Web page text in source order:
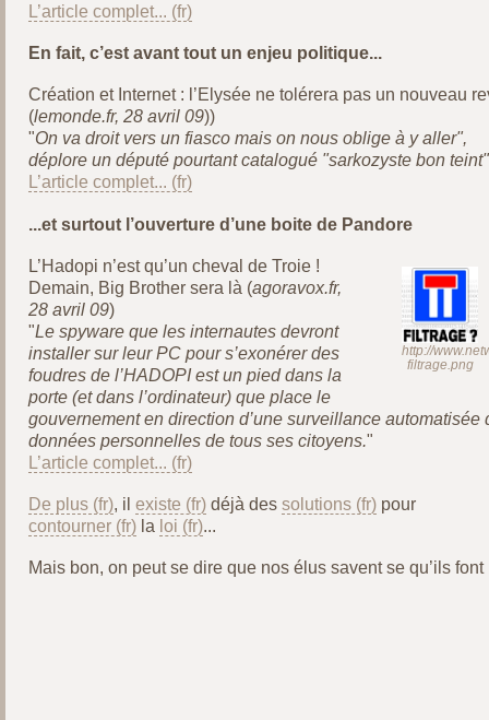
L’article complet...
En fait, c’est avant tout un enjeu politique...
Création et Internet : l’Elysée ne tolérera pas un nouveau
(lemonde.fr, 28 avril 09))
"On va droit vers un fiasco mais on nous oblige à y aller",
déplore un député pourtant catalogué "sarkozyste bon teint"
L’article complet...
...et surtout l’ouverture d’une boite de Pandore
http://
filtrage.png
L’Hadopi n’est qu’un cheval de Troie !
Demain, Big Brother sera là (agoravox.fr,
28 avril 09)
"Le spyware que les internautes devront
installer sur leur PC pour s’exonérer des
foudres de l’HADOPI est un pied dans la
porte (et dans l’ordinateur) que place le
gouvernement en direction d’une surveillance automatisée
données personnelles de tous ses citoyens."
L’article complet...
De plus , il existe déjà des solutions
pour
contourner
la loi ...
Mais bon, on peut se dire que nos élus savent se qu’ils font